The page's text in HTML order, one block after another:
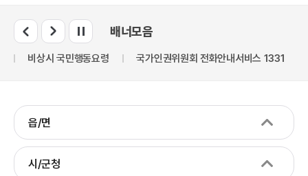
배너모음
비상시 국민행동요령 국가인권위원회 전화안내서비스 1331
읍/면
시/군청